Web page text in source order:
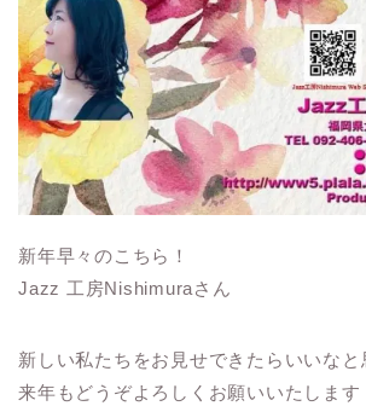
新年早々のこちら！
Jazz 工房Nishimuraさん
新しい私たちをお見せできたらいいなと
来年もどうぞよろしくお願いいたします